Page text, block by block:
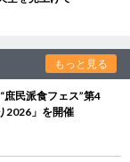
もっと見る
民派食フェス”第4
2026」を開催